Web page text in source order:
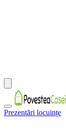
Prezentări locuințe